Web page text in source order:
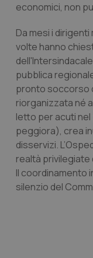
economici, non
Da mesi i
volte hanno
pubblica
pronto soccorso
riorganizzata né
letto per acuti nel
peggiora), crea
disservizi.
realtà privilegiate
Il coordinamento
silenzio del